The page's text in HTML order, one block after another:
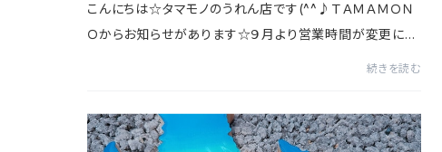
こんにちは☆タマモノのうれん店です(^^♪ＴＡＭＡＭＯＮ
Ｏからお知らせがあります☆９月より営業時間が変更にな
りました。【営業時間】平日：１０：００～１７：００土日は定
続きを読む